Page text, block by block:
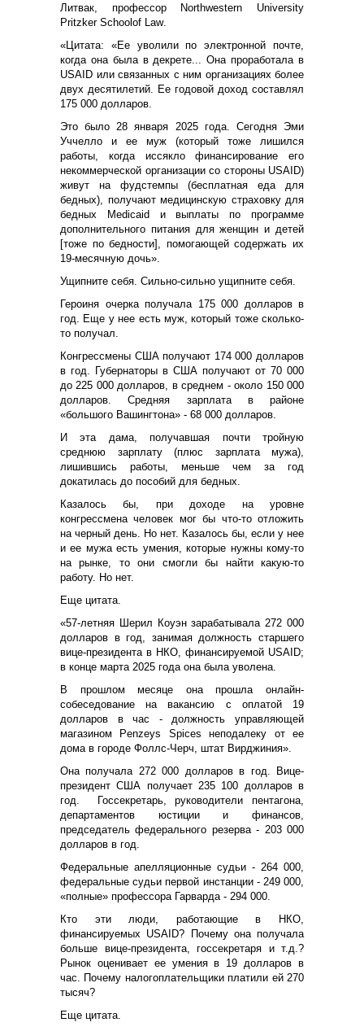
Литвак, профессор Northwestern
University
Pritzker Schoolof Law.
«Цитата: «Ее уволили по электронной почте,
когда она была в декрете... Она проработала в
USAID или связанных с ним организациях более
двух десятилетий. Ее годовой доход составлял
175 000 долларов.
Это было 28 января 2025 года. Сегодня Эми
Уччелло и ее муж (который тоже лишился
работы, когда иссякло финансирование его
некоммерческой организации со стороны USAID)
живут на фудстемпы (бесплатная еда для
бедных), получают медицинскую страховку для
бедных Medicaid и выплаты по программе
дополнительного питания для женщин и детей
[тоже по бедности], помогающей содержать их
19-месячную дочь».
Ущипните себя. Сильно-сильно ущипните себя.
Героиня очерка получала 175 000 долларов в
год. Еще у нее есть муж, который тоже сколько-
то получал.
Конгрессмены США получают 174 000 долларов
в год. Губернаторы в США получают от 70 000
до 225 000 долларов, в среднем - около 150 000
долларов. Средняя зарплата в районе
«большого Вашингтона» - 68 000 долларов.
И эта дама, получавшая почти тройную
среднюю зарплату (плюс зарплата мужа),
лишившись работы, меньше чем за год
докатилась до пособий для бедных.
Казалось бы, при доходе на уровне
конгрессмена человек мог бы что-то отложить
на черный день. Но нет. Казалось бы, если у нее
и ее мужа есть умения, которые нужны кому-то
на рынке, то они смогли бы найти какую-то
работу. Но нет.
Еще цитата.
«57-летняя Шерил Коуэн зарабатывала 272 000
долларов в год, занимая должность старшего
вице-президента в НКО, финансируемой USAID;
в конце марта 2025 года она была уволена.
В прошлом месяце она прошла онлайн-
собеседование на вакансию с оплатой 19
долларов в час - должность управляющей
магазином Penzeys Spices неподалеку от ее
дома в городе Фоллс-Черч, штат Вирджиния».
Она получала 272 000 долларов в год. Вице-
президент США получает 235 100 долларов в
год. Госсекретарь, руководители пентагона,
департаментов юстиции и финансов,
председатель федерального резерва - 203 000
долларов в год.
Федеральные апелляционные судьи - 264 000,
федеральные судьи первой инстанции - 249 000,
«полные» профессора Гарварда - 294 000.
Кто эти люди, работающие в НКО,
финансируемых USAID? Почему она получала
больше вице-президента, госсекретаря и т.д.?
Рынок оценивает ее умения в 19 долларов в
час. Почему налогоплательщики платили ей 270
тысяч?
Еще цитата.